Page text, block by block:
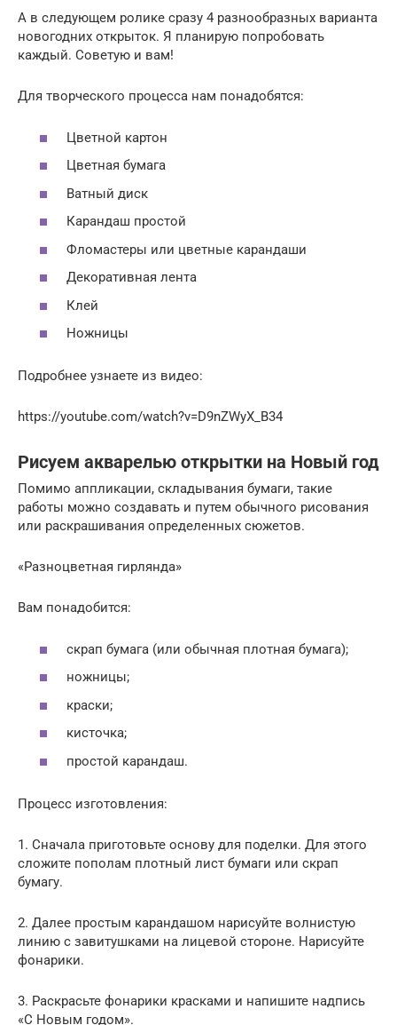
А в следующем ролике сразу 4 разнообразных варианта
новогодних открыток. Я планирую попробовать
каждый. Советую и вам!
Для творческого процесса нам понадобятся:
Цветной картон
Цветная бумага
Ватный диск
Карандаш простой
Фломастеры или цветные карандаши
Декоративная лента
Клей
Ножницы
Подробнее узнаете из видео:
https://youtube.com/watch?v=D9nZWyX_B34
Рисуем акварелью открытки на Новый год
Помимо аппликации, складывания бумаги, такие
работы можно создавать и путем обычного рисования
или раскрашивания определенных сюжетов.
«Разноцветная гирлянда»
Вам понадобится:
скрап бумага (или обычная плотная бумага);
ножницы;
краски;
кисточка;
простой карандаш.
Процесс изготовления:
1. Сначала приготовьте основу для поделки. Для этого
сложите пополам плотный лист бумаги или скрап
бумагу.
2. Далее простым карандашом нарисуйте волнистую
линию с завитушками на лицевой стороне. Нарисуйте
фонарики.
3. Раскрасьте фонарики красками и напишите надпись
«С Новым годом».